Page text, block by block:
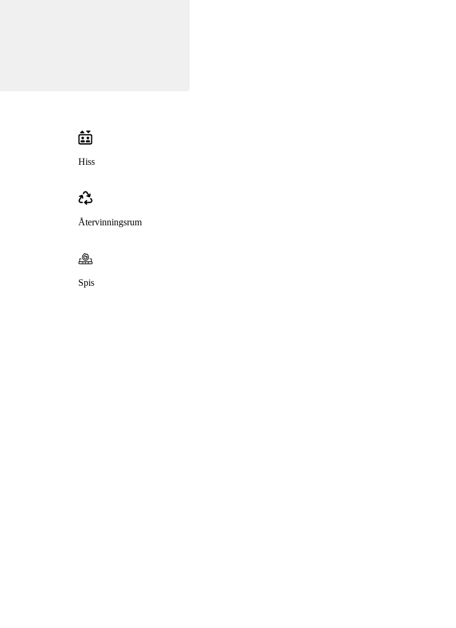
Hiss
Återvinningsrum
Spis